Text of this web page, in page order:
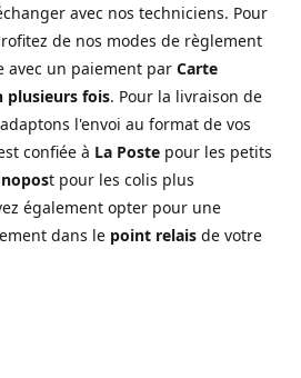
avec nos techniciens. Pour
de nos modes de règlement
avec un paiement par Carte
plusieurs fois. Pour la livraison de
l'envoi au format de vos
confiée à La Poste pour les petits
t pour les colis plus
également opter pour une
dans le point relais de votre